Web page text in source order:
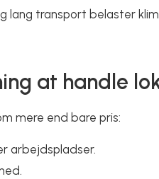
lang transport belaster
at handle
mere end bare pris:
arbejdspladser.